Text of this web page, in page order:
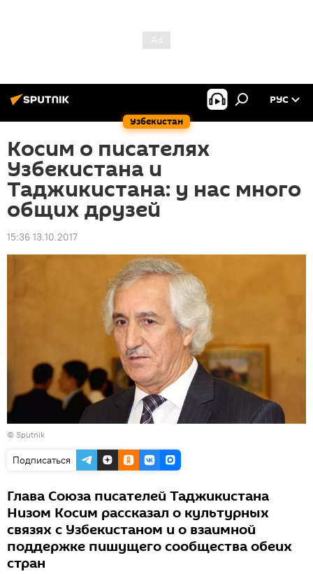
Узбекистан
РУС
Косим о писателях
Узбекистана и
Таджикистана: у нас много
общих друзей
15:36 13.10.2017
© Sputnik
Подписаться
Глава Союза писателей Таджикистана
Низом Косим рассказал о культурных
связях с Узбекистаном и о взаимной
поддержке пишущего сообщества обеих
стран